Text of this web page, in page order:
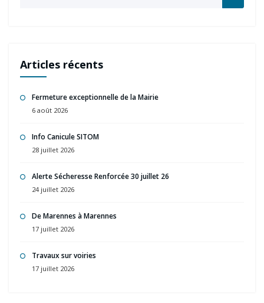
Articles récents
Fermeture exceptionnelle de la Mairie
6 août 2026
Info Canicule SITOM
28 juillet 2026
Alerte Sécheresse Renforcée 30 juillet 26
24 juillet 2026
De Marennes à Marennes
17 juillet 2026
Travaux sur voiries
17 juillet 2026